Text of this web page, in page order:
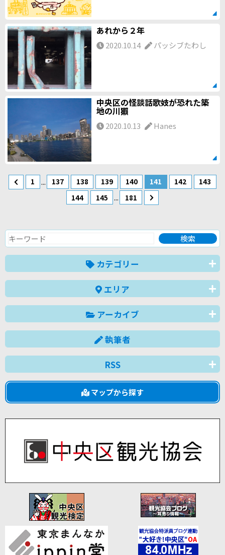
あれから２年
2020.10.14 パッシブたわし
中央区の怪談話歌妓が恐れた築
地の川獺
2020.10.13 Hanes
1 ... 137 138 139 140 141 142
143
144
145 ... 181
カテゴリー
エリア
アーカイブ
執筆者
RSS
マップから探す